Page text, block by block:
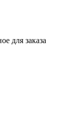
для заказа